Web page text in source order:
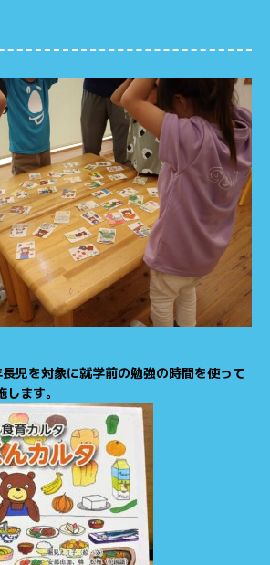
児を対象に就学前の勉強の時間を使って
ます。